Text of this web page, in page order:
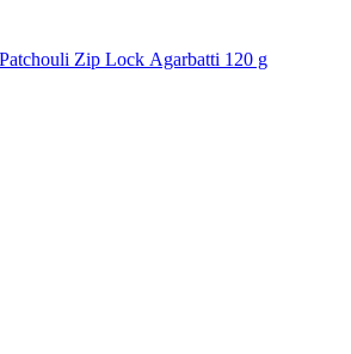
Zip Lock Agarbatti 120 g